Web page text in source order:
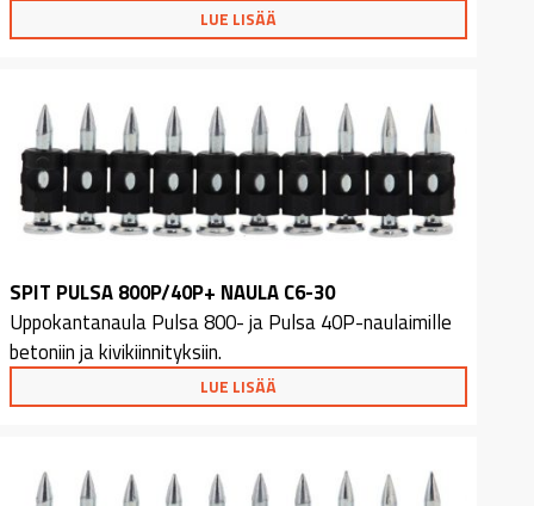
LUE LISÄÄ
SPIT PULSA 800P/40P+ NAULA C6-30
Uppokantanaula Pulsa 800- ja Pulsa 40P-naulaimille
betoniin ja kivikiinnityksiin.
LUE LISÄÄ